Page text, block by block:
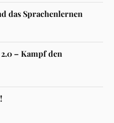
das Sprachenlernen
– Kampf den